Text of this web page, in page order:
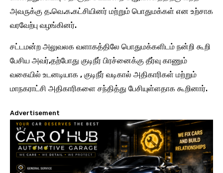
அவருக்கு த.வெ.க.கட்சியினர் மற்றும் பொதுமக்கள் என உற்சாக
வரவேற்பு வழங்கினர்.
சட்டமன்ற அலுவலக வளாகத்திலே பொதுமக்களிடம் நன்றி கூறி
பேசிய அவர்,தற்போது குடிநீர் பிரச்னைக்கு தீர்வு காணும்
வகையில் உடனடியாக , குடிநீர் வடிகால் அதிகாரிகள் மற்றும்
மாநகராட்சி அதிகாரிகளை சந்தித்து பேசியுள்ளதாக கூறினார்.
Advertisement